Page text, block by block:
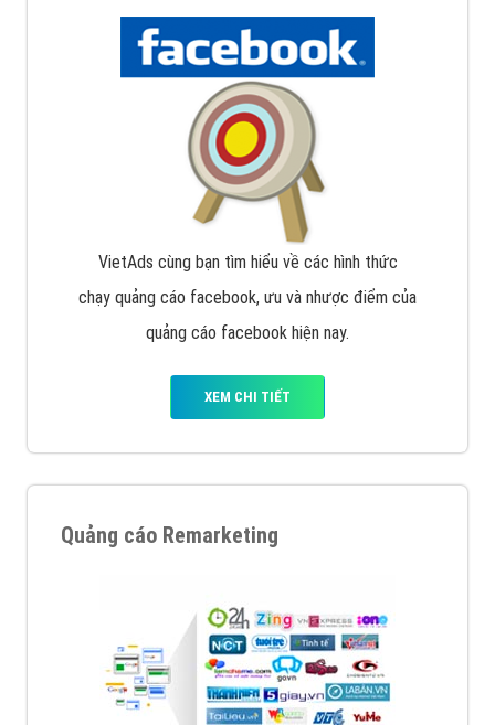
VietAds cùng bạn tìm hiểu về các hình thức
chạy quảng cáo facebook, ưu và nhược điểm của
quảng cáo facebook hiện nay.
XEM CHI TIẾT
Quảng cáo Remarketing